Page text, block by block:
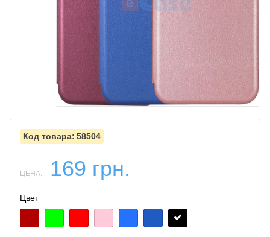
58504
ЦЕНА: 169 грн.
Цвет